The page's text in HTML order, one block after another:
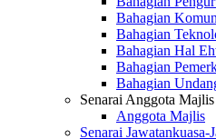
Bahagian
Bahagian
Bahagian Hal
Bahagian
Bahagian
Senarai Anggota Majlis
Anggota Majlis
Senarai